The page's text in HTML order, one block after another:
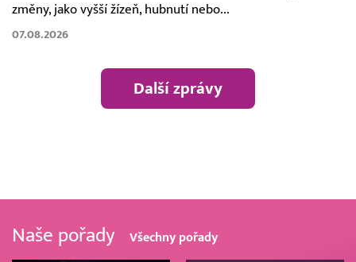
změny, jako vyšší žízeň, hubnutí nebo...
07.08.2026
Další zprávy
Naše pořady Všechny pořady